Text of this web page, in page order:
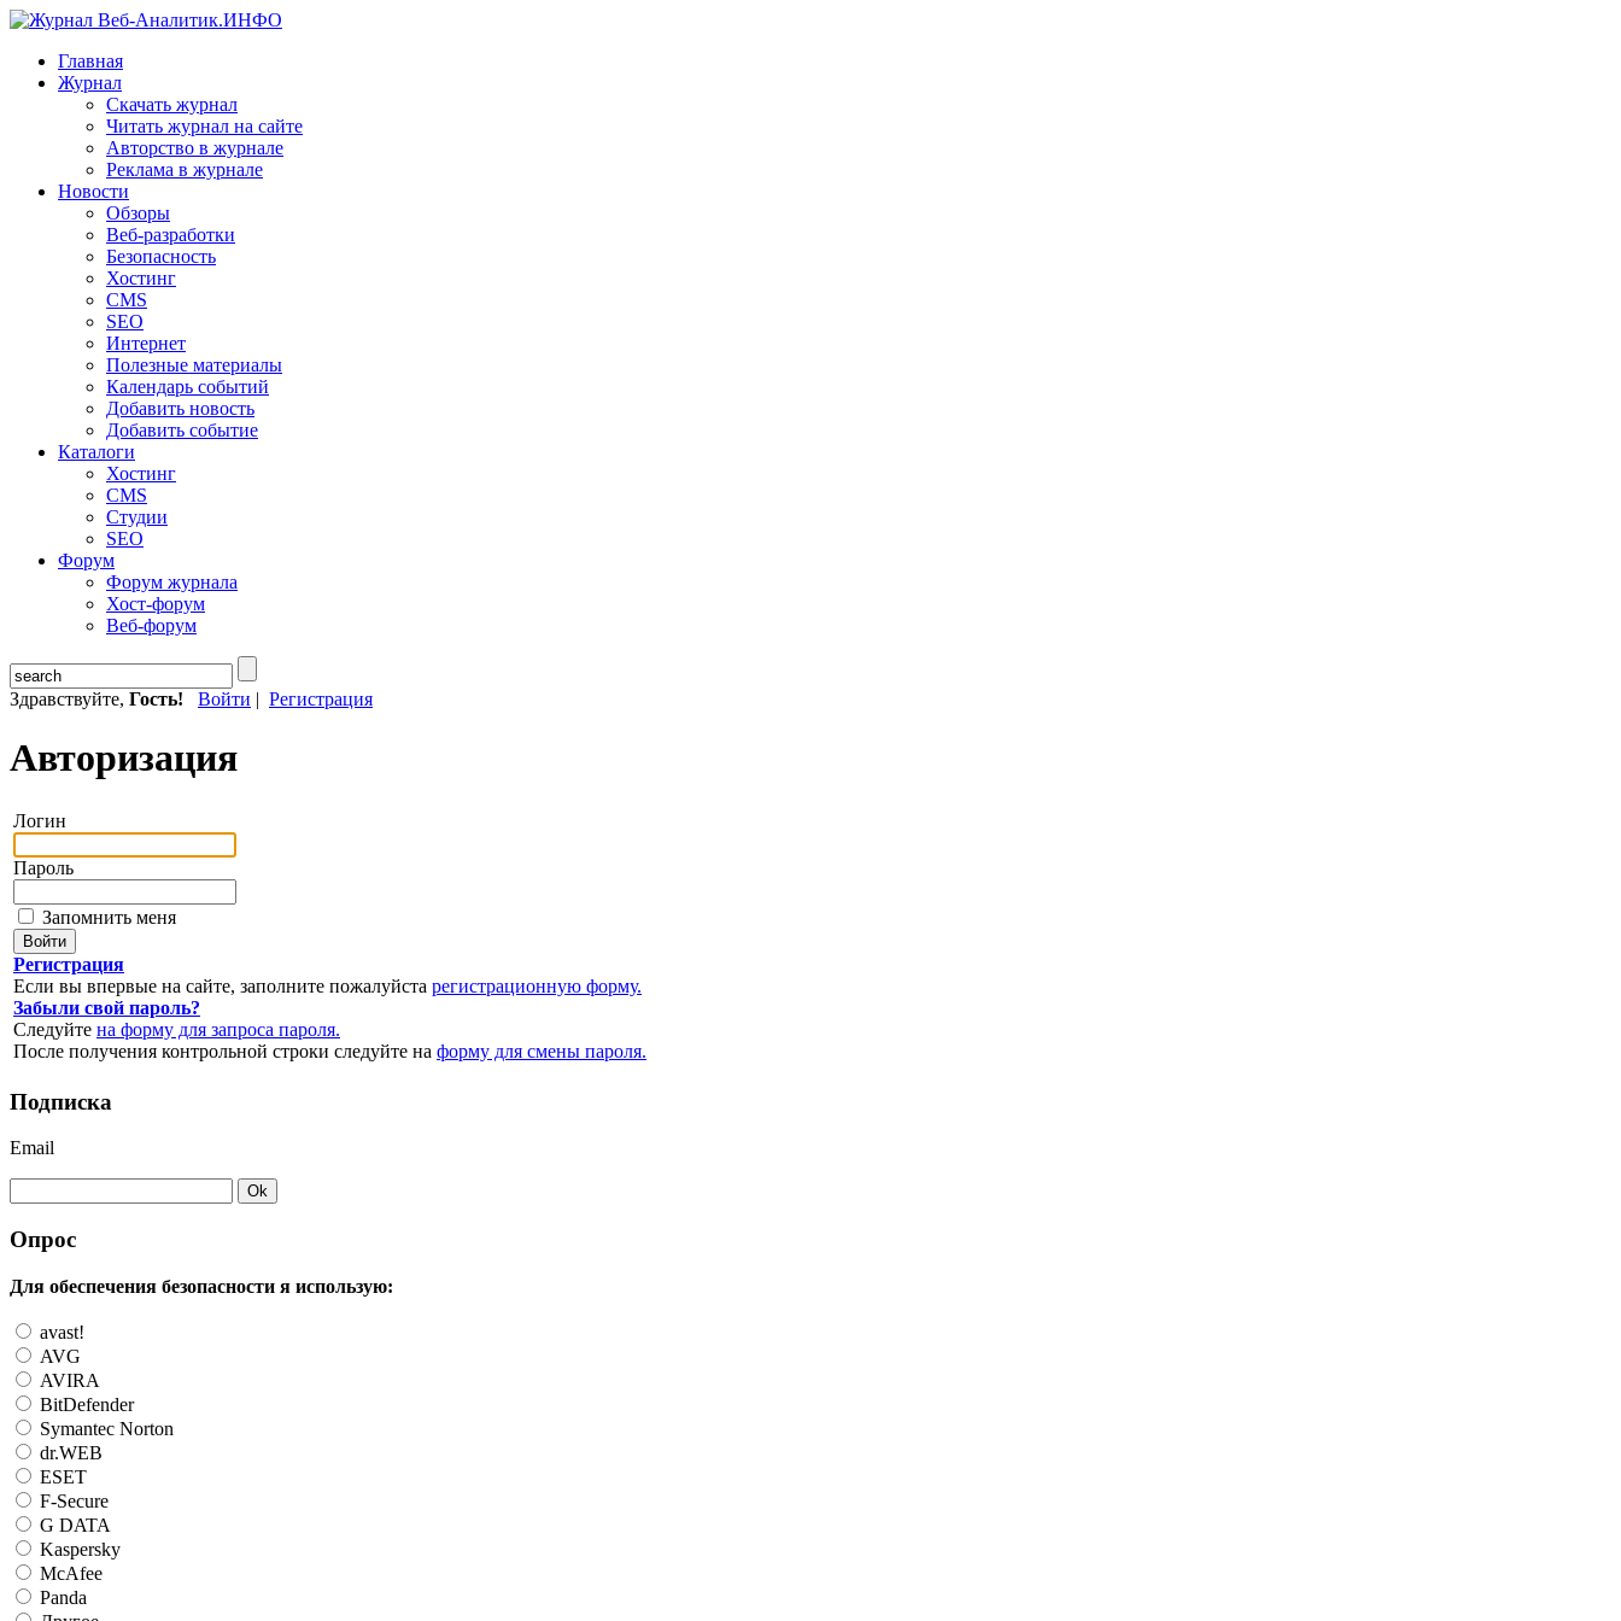
Главная
Журнал
Скачать журнал
Читать журнал на сайте
Авторство в журнале
Реклама в журнале
Новости
Обзоры
Веб-разработки
Безопасность
Хостинг
CMS
SEO
Интернет
Полезные материалы
Календарь событий
Добавить новость
Добавить событие
Каталоги
Хостинг
CMS
Студии
SEO
Форум
Форум журнала
Хост-форум
Веб-форум
Здравствуйте, Гость! Войти | Регистрация
Авторизация
Логин
Пароль
Запомнить меня
Регистрация
Если вы впервые на сайте, заполните пожалуйста регистрационную форму.
Забыли свой пароль?
Следуйте на форму для запроса пароля.
После получения контрольной строки следуйте на форму для смены пароля.
Подписка
Email
Опрос
Для обеспечения безопасности я использую:
avast!
AVG
AVIRA
BitDefender
Symantec Norton
dr.WEB
ESET
F-Secure
G DATA
Kaspersky
McAfee
Panda